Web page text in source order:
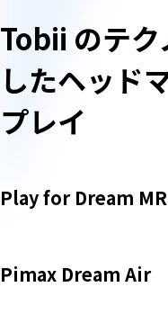
ッ
ド
マ
ウ
ン
デ
Tobii のテ
したヘッド
プレイ
Play for Dream MR
Pimax Dream Air